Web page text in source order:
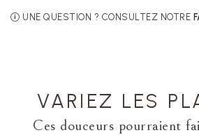
UNE QUESTION ? CONSULTEZ NOTRE
VARIEZ LES
Ces douceurs pourraient